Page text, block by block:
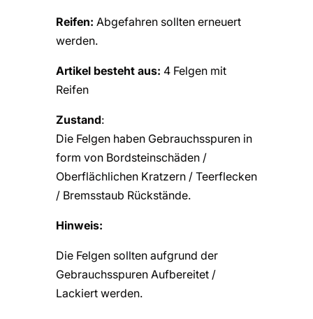
Reifen: Abgefahren sollten erneuert
werden.
Artikel besteht aus: 4 Felgen mit
Reifen
Zustand:
Die Felgen haben Gebrauchsspuren in
form von Bordsteinschäden /
Oberflächlichen Kratzern / Teerflecken
/ Bremsstaub Rückstände.
Hinweis:
Die Felgen sollten aufgrund der
Gebrauchsspuren Aufbereitet /
Lackiert werden.